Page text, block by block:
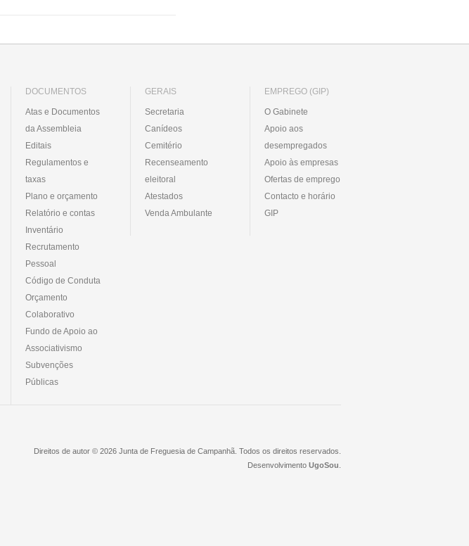
DOCUMENTOS
Atas e Documentos
da Assembleia
Editais
Regulamentos e
taxas
Plano e orçamento
Relatório e contas
Inventário
Recrutamento
Pessoal
Código de Conduta
Orçamento
Colaborativo
Fundo de Apoio ao
Associativismo
Subvenções
Públicas
GERAIS
Secretaria
Canídeos
Cemitério
Recenseamento
eleitoral
Atestados
Venda Ambulante
EMPREGO (GIP)
O Gabinete
Apoio aos
desempregados
Apoio às empresas
Ofertas de emprego
Contacto e horário
GIP
Direitos de autor © 2026 Junta de Freguesia de Campanhã. Todos os direitos reservados.
Desenvolvimento UgoSou